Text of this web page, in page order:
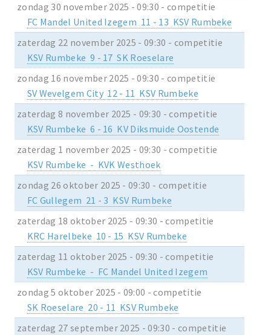
zondag 30 november 2025 - 09:30 - competitie
FC Mandel United Izegem 11 - 13 KSV Rumbeke
zaterdag 22 november 2025 - 09:30 - competitie
KSV Rumbeke 9 - 17 SK Roeselare
zondag 16 november 2025 - 09:30 - competitie
SV Wevelgem City 12 - 11 KSV Rumbeke
zaterdag 8 november 2025 - 09:30 - competitie
KSV Rumbeke 6 - 16 KV Diksmuide Oostende
zaterdag 1 november 2025 - 09:30 - competitie
KSV Rumbeke - KVK Westhoek
zondag 26 oktober 2025 - 09:30 - competitie
FC Gullegem 21 - 3 KSV Rumbeke
zaterdag 18 oktober 2025 - 09:30 - competitie
KRC Harelbeke 10 - 15 KSV Rumbeke
zaterdag 11 oktober 2025 - 09:30 - competitie
KSV Rumbeke - FC Mandel United Izegem
zondag 5 oktober 2025 - 09:00 - competitie
SK Roeselare 20 - 11 KSV Rumbeke
zaterdag 27 september 2025 - 09:30 - competitie